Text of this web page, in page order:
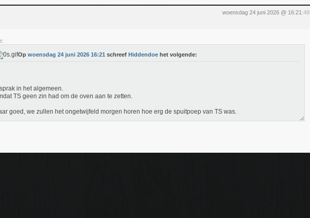
woensdag 24 juni 2026 @ 16:21 :48
Op woensdag 24 juni 2026 16:21 schreef Hiddendoe het volgende:
sprak in het algemeen.
TS geen zin had om de oven aan te zetten.
goed, we zullen het ongetwijfeld morgen horen hoe erg de spuitpoep van TS was.